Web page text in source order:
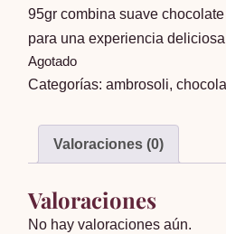
95gr combina suave
para una experiencia
Agotado
Categorías:ambrosoli,
Valoraciones (0)
Valoraciones
No hay valoraciones aún.